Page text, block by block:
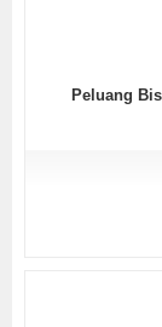
Peluang